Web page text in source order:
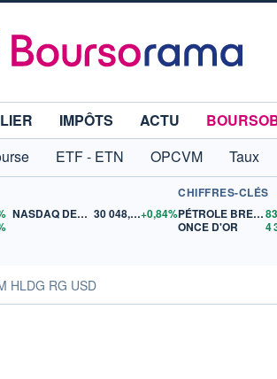
IMPÔTS ACTU
ETF - ETN OPCVM Taux
NASDAQ DEC26 30 048,00+0,84%
CHIFFRES-CLÉS
PÉTROLE BRENT
ONCE D'OR
HLDG RG USD